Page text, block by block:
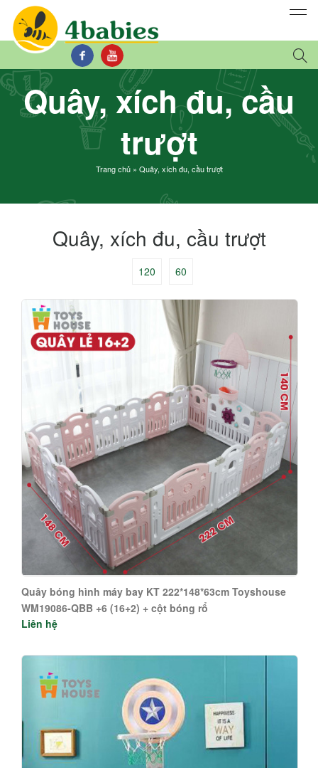
Quây, xích đu, cầu
trượt
Trang chủ» Quây, xích đu, cầu trượt
Quây, xích đu, cầu trượt
120 60
Quây bóng hình máy bay KT 222*148*63cm Toyshouse
WM19086-QBB +6 (16+2) + cột bóng rổ
Liên hệ